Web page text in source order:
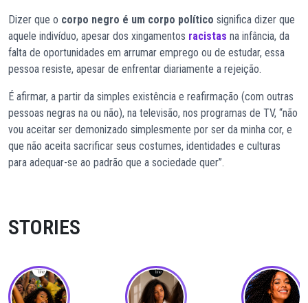
Dizer que o corpo negro é um corpo político significa dizer que
aquele indivíduo, apesar dos xingamentos racistas na infância, da
falta de oportunidades em arrumar emprego ou de estudar, essa
pessoa resiste, apesar de enfrentar diariamente a rejeição.
É afirmar, a partir da simples existência e reafirmação (com outras
pessoas negras na ou não), na televisão, nos programas de TV, “não
vou aceitar ser demonizado simplesmente por ser da minha cor, e
que não aceita sacrificar seus costumes, identidades e culturas
para adequar-se ao padrão que a sociedade quer”.
STORIES